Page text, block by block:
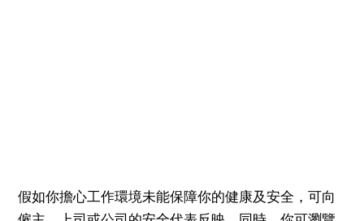
假如你擔心工作環境未能保障你的健康及安全，可向